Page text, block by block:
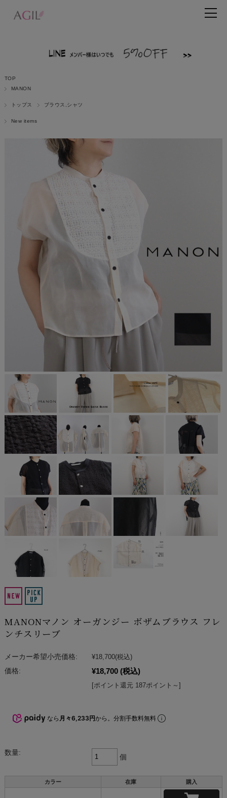
TOP
MANON
トップス ブラウス,シャツ
New items
MANONマノン オーガンジー ボザムブラウス フレ
ンチスリーブ
メーカー希望小売価格: ¥18,700(税込)
価格:
¥18,700 (税込)
[ポイント還元 187ポイント～]
なら 月々6,233円から。分割手数料無料
数量:
個
カラー 在庫 購入